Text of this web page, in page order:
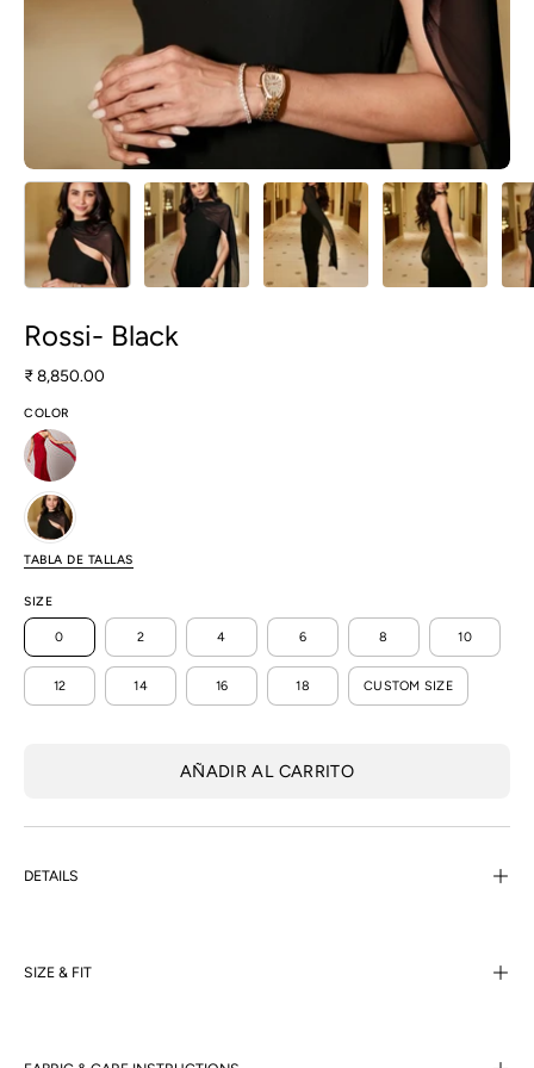
Rossi- Black
₹ 8,850.00
COLOR
TABLA DE TALLAS
SIZE
0 2 4 6 8 10
12 14 16 18 CUSTOM SIZE
AÑADIR AL CARRITO
DETAILS
SIZE & FIT